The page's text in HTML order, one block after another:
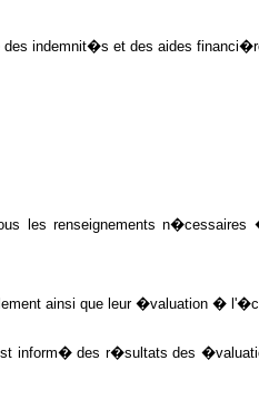
indemnit�s et des aides
les renseignements
ainsi que leur �valuation �
inform� des r�sultats des